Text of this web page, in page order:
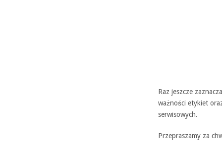
Raz jeszcze
ważności etykiet
serwisowych.
Przepraszamy za